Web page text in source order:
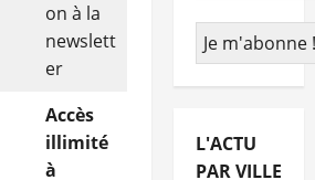
on à la
newslett
er
Accès
illimité
à
L'ACTU
PAR VILLE